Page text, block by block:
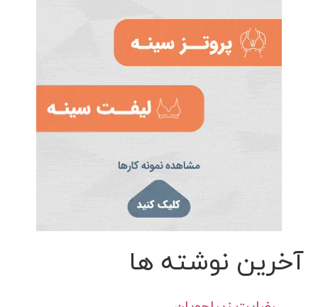
آخرین نوشته ها